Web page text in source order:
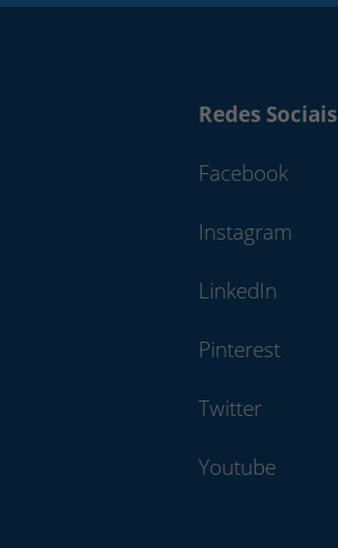
Redes Sociais
Facebook
Instagram
LinkedIn
Pinterest
Twitter
Youtube